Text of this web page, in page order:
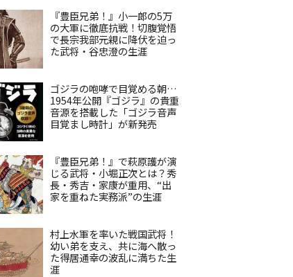
『豊臣兄弟！』小一郎の5万
の大軍に徹底抗戦！切腹覚悟
で長宗我部元親に降伏を迫っ
た武将・谷忠澄の生涯
ゴジラの咆哮で目覚める朝…
1954年公開『ゴジラ』の貴重
音源を搭載した「ゴジラ音声
目覚まし時計」が新発売
『豊臣兄弟！』で萩原護が演
じる武将・小堀正次とは？秀
長・秀吉・家康が重用、“出
家を重ねた実務派”の生涯
村上水軍を率いた戦国武将！
幼い弟を支え、共に海へ散っ
た得居通幸の波乱に満ちた生
涯